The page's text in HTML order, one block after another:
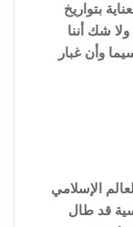
بتواريخ
شك أننا
وأن غبار
الإسلامي
قد طال